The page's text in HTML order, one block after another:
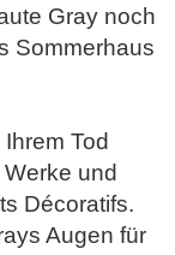
Gray noch
Sommerhaus
Tod
und
Décoratifs.
Augen für